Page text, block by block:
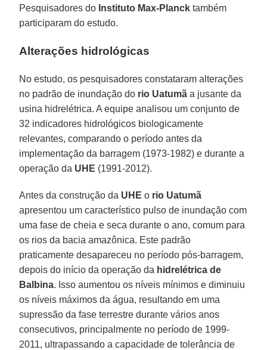
Pesquisadores do Instituto Max-Planck também
participaram do estudo.
Alterações hidrológicas
No estudo, os pesquisadores constataram alterações
no padrão de inundação do rio Uatumã a jusante da
usina hidrelétrica. A equipe analisou um conjunto de
32 indicadores hidrológicos biologicamente
relevantes, comparando o período antes da
implementação da barragem (1973-1982) e durante a
operação da UHE (1991-2012).
Antes da construção da UHE o rio Uatumã
apresentou um característico pulso de inundação com
uma fase de cheia e seca durante o ano, comum para
os rios da bacia amazônica. Este padrão
praticamente desapareceu no período pós-barragem,
depois do início da operação da hidrelétrica de
Balbina. Isso aumentou os níveis mínimos e diminuiu
os níveis máximos da água, resultando em uma
supressão da fase terrestre durante vários anos
consecutivos, principalmente no período de 1999-
2011, ultrapassando a capacidade de tolerância de